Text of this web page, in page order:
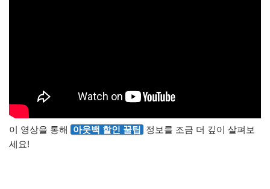
이 영상을 통해 아웃백 할인 꿀팁
정보를 조금 더 깊이 살펴보
세요!